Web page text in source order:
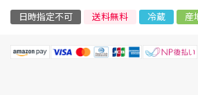
日時指定不可 送料無料 冷蔵 産